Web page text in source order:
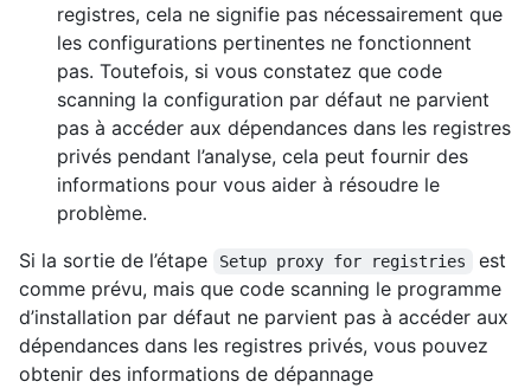
registres, cela ne signifie pas nécessairement que
les configurations pertinentes ne fonctionnent
pas. Toutefois, si vous constatez que code
scanning la configuration par défaut ne parvient
pas à accéder aux dépendances dans les registres
privés pendant l’analyse, cela peut fournir des
informations pour vous aider à résoudre le
problème.
Si la sortie de l’étape
Setup proxy for registries
est
comme prévu, mais que code scanning le programme
d’installation par défaut ne parvient pas à accéder aux
dépendances dans les registres privés, vous pouvez
obtenir des informations de dépannage